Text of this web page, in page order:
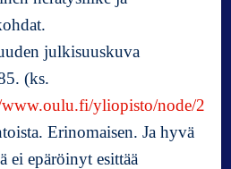
s
a
a
n
julkisuuskuva
(ks.
yliopisto/node/2
Erinomaisen. Ja hyvä
ei epäröinyt esittää